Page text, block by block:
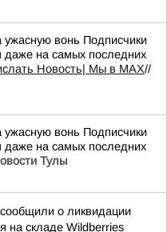
вонь Подписчики
даже на самых последних
Новость| Мы в МАХ//
вонь Подписчики
даже на самых последних
Тулы
о ликвидации
на складе Wildberries